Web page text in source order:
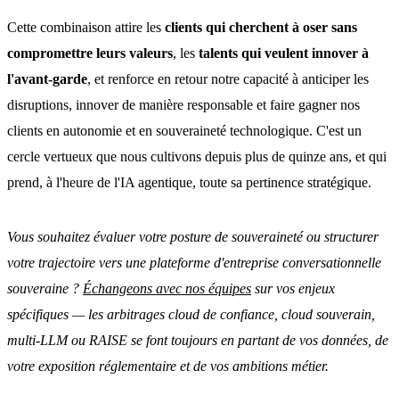
Cette combinaison attire les clients qui cherchent à oser sans
compromettre leurs valeurs, les talents qui veulent innover à
l'avant-garde, et renforce en retour notre capacité à anticiper les
disruptions, innover de manière responsable et faire gagner nos
clients en autonomie et en souveraineté technologique. C'est un
cercle vertueux que nous cultivons depuis plus de quinze ans, et qui
prend, à l'heure de l'IA agentique, toute sa pertinence stratégique.
Vous souhaitez évaluer votre posture de souveraineté ou structurer
votre trajectoire vers une plateforme d'entreprise conversationnelle
souveraine ? Échangeons avec nos équipes sur vos enjeux
spécifiques — les arbitrages cloud de confiance, cloud souverain,
multi-LLM ou RAISE se font toujours en partant de vos données, de
votre exposition réglementaire et de vos ambitions métier.